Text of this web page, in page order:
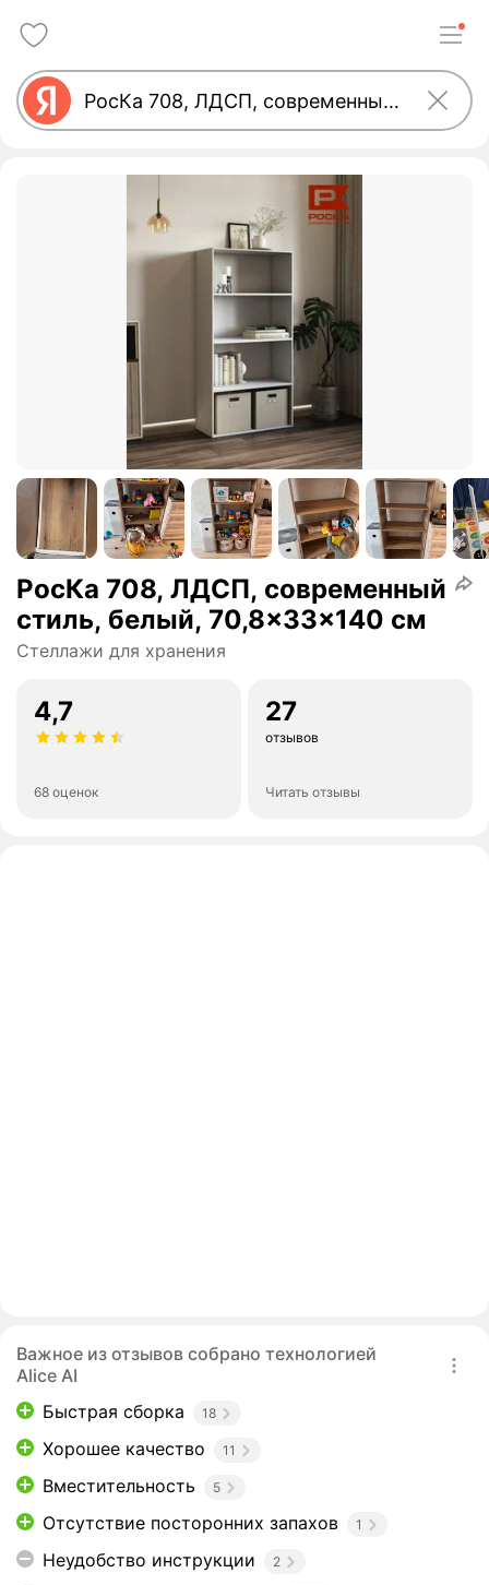
РосКа 708, ЛДСП, современный
стиль, белый, 70,8x33x140 см
Стеллажи для хранения
4,7
68 оценок
27
отзывов
Читать отзывы
Важное из отзывов собрано технологией
Alice AI
Быстрая сборка
18
Хорошее качество 11
Вместительность 5
Отсутствие посторонних запахов 1
Неудобство инструкции 2